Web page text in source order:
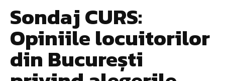
Sondaj CURS:
Opiniile locuitorilor
din București